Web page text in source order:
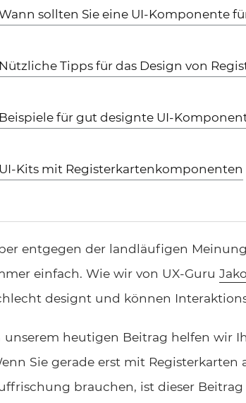
sollten Sie eine UI-Komponente
Tipps für das Design von
für gut designte UI-
Kits mit Registerkartenkomponenten
entgegen der landläufigen
einfach. Wie wir von UX-Guru
designt und können
unserem heutigen Beitrag helfen wir
Sie gerade erst mit
brauchen, ist dieser